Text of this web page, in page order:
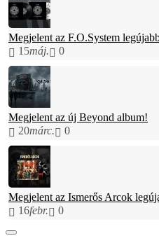
Megjelent az F.O.System
15máj. 0
Megjelent az új Beyond album!
20márc. 0
Megjelent az Ismerős Arcok
16febr. 0